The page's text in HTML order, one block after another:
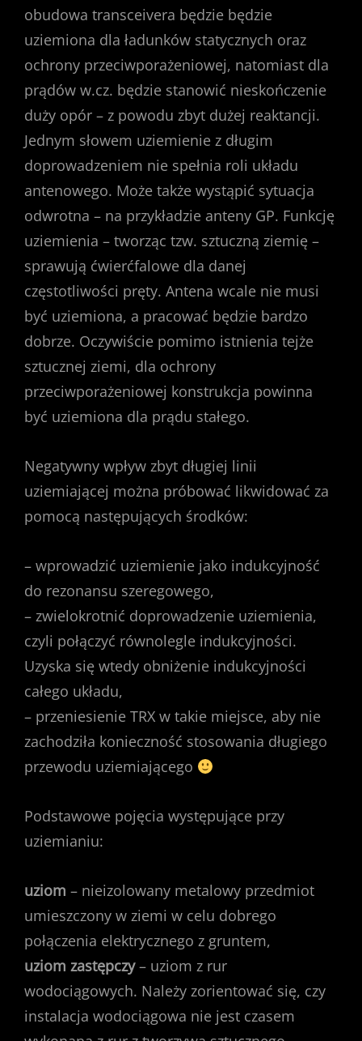
obudowa transceivera będzie będzie
uziemiona dla ładunków statycznych oraz
ochrony przeciwporażeniowej, natomiast dla
prądów w.cz. będzie stanowić nieskończenie
duży opór – z powodu zbyt dużej reaktancji.
Jednym słowem uziemienie z długim
doprowadzeniem nie spełnia roli układu
antenowego. Może także wystąpić sytuacja
odwrotna – na przykładzie anteny GP. Funkcję
uziemienia – tworząc tzw. sztuczną ziemię –
sprawują ćwierćfalowe dla danej
częstotliwości pręty. Antena wcale nie musi
być uziemiona, a pracować będzie bardzo
dobrze. Oczywiście pomimo istnienia tejże
sztucznej ziemi, dla ochrony
przeciwporażeniowej konstrukcja powinna
być uziemiona dla prądu stałego.
Negatywny wpływ zbyt długiej linii
uziemiającej można próbować likwidować za
pomocą następujących środków:
– wprowadzić uziemienie jako indukcyjność
do rezonansu szeregowego,
– zwielokrotnić doprowadzenie uziemienia,
czyli połączyć równolegle indukcyjności.
Uzyska się wtedy obniżenie indukcyjności
całego układu,
– przeniesienie TRX w takie miejsce, aby nie
zachodziła konieczność stosowania długiego
przewodu uziemiającego
Podstawowe pojęcia występujące przy
uziemianiu:
uziom – nieizolowany metalowy przedmiot
umieszczony w ziemi w celu dobrego
połączenia elektrycznego z gruntem,
uziom zastępczy– uziom z rur
wodociągowych. Należy zorientować się, czy
instalacja wodociągowa nie jest czasem